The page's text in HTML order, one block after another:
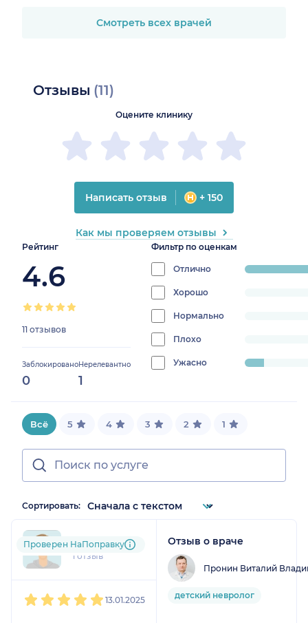
Смотреть всех врачей
Отзывы (11)
Рейтинг
4.6
11 отзывов
Заблокировано
0
Нерелевантно
1
Фильтр по оценкам
Отлично
progress:
Хорошо
0%
Нормально
0%
Плохо
0%
Ужасно
progress:
9.090909090909092%
Оцените клинику
Написать отзыв + 150
Как мы проверяем отзывы
Всё 5 4 3 2 1
Сортировать:
dar....@....ru
1 отзыв
Проверен НаПоправку
13.01.2025
Отзыв о враче
Пронин Виталий
детский невролог